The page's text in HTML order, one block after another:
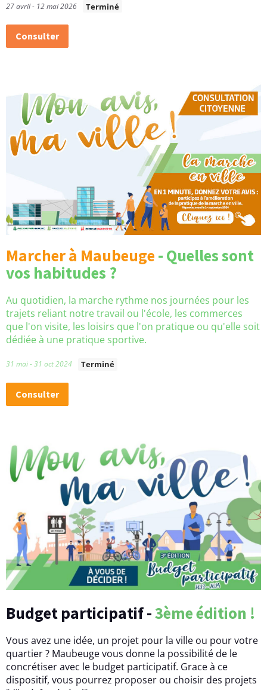
u
c
n
d
v
o
t
r
e
c
o
m
n
27 avril - 12 mai 2026 Terminé
Consulter
Marcherà Maubeuge - Quelles sont
vos habitudes ?
Au quotidien, la marche rythme nos journées pour les
trajets reliant notre travail ou l'école, les commerces
que l'on visite, les loisirs que l'on pratique ou qu'elle soit
dédiée à une pratique sportive.
31 mai - 31 oct 2024 Terminé
Consulter
Budget participatif -3èmeédition !
Vous avez une idée, un projet pour la ville ou pour votre
quartier ? Maubeuge vous donne la possibilité de le
concrétiser avec le budget participatif. Grace à ce
dispositif, vous pourrez proposer ou choisir des projets